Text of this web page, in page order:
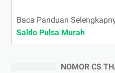
Baca Panduan
Saldo Pulsa Murah
NOMOR CS